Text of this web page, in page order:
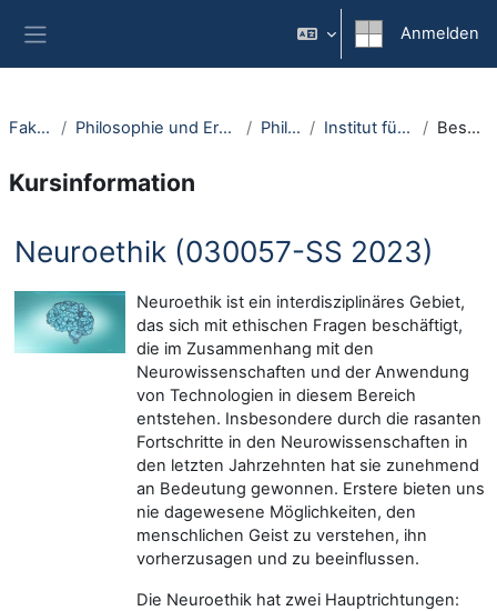
Anmelden
Fakultäten Philosophie und Erziehungswissenschaft Philosophie Institut für Philosophie I Beschreibung
Kursinformation
Neuroethik (030057-SS 2023)
Neuroethik ist ein interdisziplinäres Gebiet,
das sich mit ethischen Fragen beschäftigt,
die im Zusammenhang mit den
Neurowissenschaften und der Anwendung
von Technologien in diesem Bereich
entstehen. Insbesondere durch die rasanten
Fortschritte in den Neurowissenschaften in
den letzten Jahrzehnten hat sie zunehmend
an Bedeutung gewonnen. Erstere bieten uns
nie dagewesene Möglichkeiten, den
menschlichen Geist zu verstehen, ihn
vorherzusagen und zu beeinflussen.
Die Neuroethik hat zwei Hauptrichtungen: